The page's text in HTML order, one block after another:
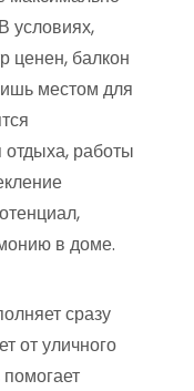
условиях,
ценен, балкон
местом для
работы
в доме.
сразу
от уличного